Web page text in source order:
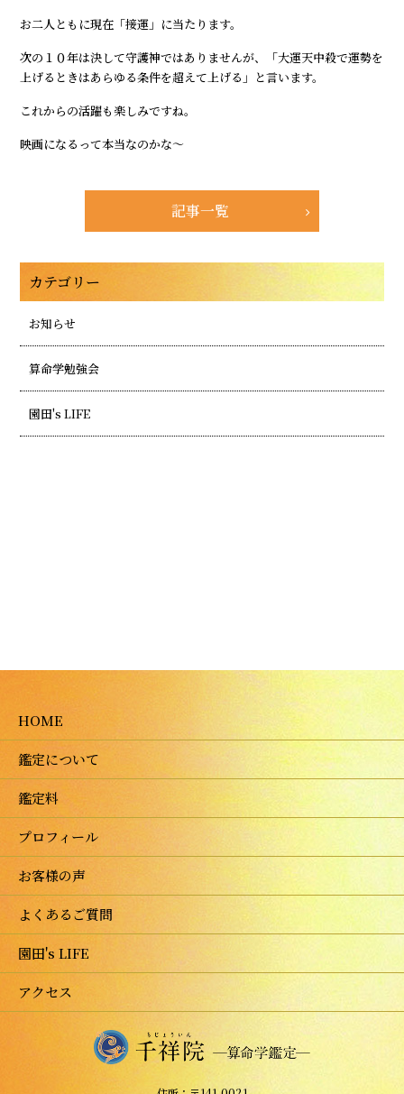
お二人ともに現在「接運」に当たります。
次の１０年は決して守護神ではありませんが、「大運天中殺で運勢を
上げるときはあらゆる条件を超えて上げる」と言います。
これからの活躍も楽しみですね。
映画になるって本当なのかな～
記事一覧
カテゴリー
お知らせ
算命学勉強会
園田's LIFE
HOME
鑑定について
鑑定料
プロフィール
お客様の声
よくあるご質問
園田's LIFE
アクセス